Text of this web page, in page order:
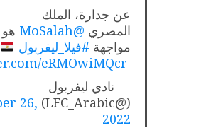
عن جدارة، الملك
المصري @MoSalah
مواجهة #فيلا_ليفربول
eRMOwiMQcr
— نادي ليفربول
(@LFC_Arabic)
26,
2022